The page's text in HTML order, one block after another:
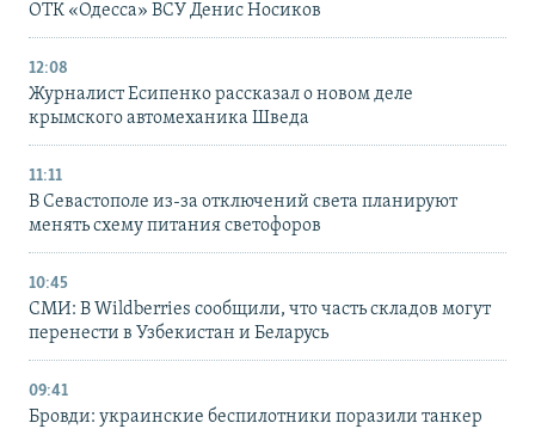
ОТК «Одесса» ВСУ Денис Носиков
12:08
Журналист Есипенко рассказал о новом деле
крымского автомеханика Шведа
11:11
В Севастополе из-за отключений света планируют
менять схему питания светофоров
10:45
СМИ: В Wildberries сообщили, что часть складов могут
перенести в Узбекистан и Беларусь
09:41
Бровди: украинские беспилотники поразили танкер